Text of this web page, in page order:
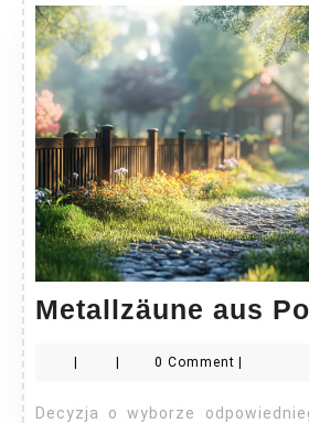
Metallzäune aus
| | 0 Comment |
Decyzja o wyborze odpowiedniego ogrodzenia dla